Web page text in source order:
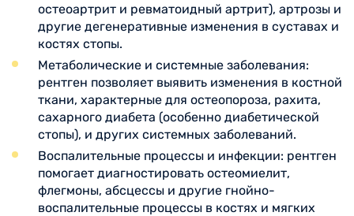
остеоартрит и ревматоидный артрит), артрозы и
другие дегенеративные изменения в суставах и
костях стопы.
Метаболические и системные заболевания:
рентген позволяет выявить изменения в костной
ткани, характерные для остеопороза, рахита,
сахарного диабета (особенно диабетической
стопы), и других системных заболеваний.
Воспалительные процессы и инфекции: рентген
помогает диагностировать остеомиелит,
флегмоны, абсцессы и другие гнойно-
воспалительные процессы в костях и мягких